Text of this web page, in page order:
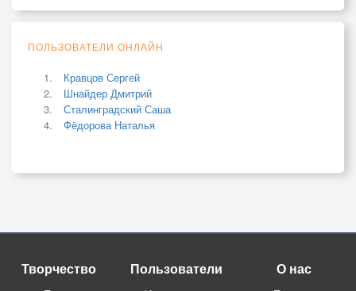
ПОЛЬЗОВАТЕЛИ ОНЛАЙН
Кравцов Сергей
Шнайдер Дмитрий
Сталинградский Саша
Фёдорова Наталья
Творчество Пользователи О нас